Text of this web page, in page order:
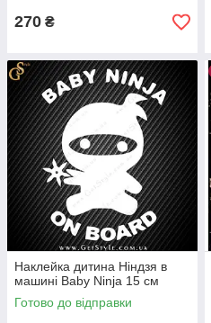
270 ₴
Наклейка дитина Ніндзя в
машині Baby Ninja 15 см
Готово до відправки